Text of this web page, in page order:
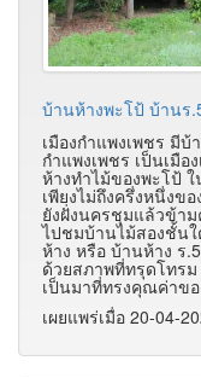
บ้านห้างพะโป้ บ้านร
เมืองกำแพงเพชร มี
กำแพงเพชร เป็นเมื
ห้างทำไม้ของพะโป้
เพียงไม่ถึงครึ่งหนึ่งข
ยังฝั่งนครชุมแล้วข้า
ไปชมบ้านไม้สองชั้น
ห้าง หรือ บ้านห้าง ร
ด้วยสภาพที่ทรุดโทร
เป็นมาที่ทรงคุณค่าข
เผยแพร่เมื่อ 20-04-